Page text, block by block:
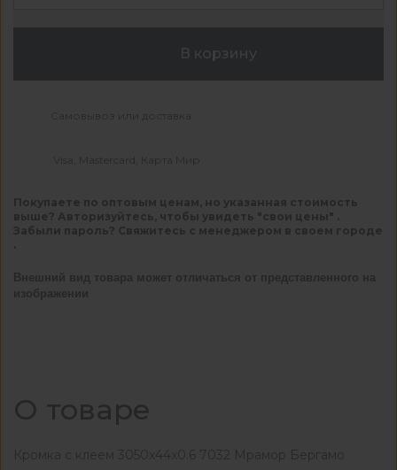
В корзину
Самовывоз или доставка
Visa, Mastercard, Карта Мир
Покупаете по оптовым ценам, но указанная стоимость
выше? Авторизуйтесь, чтобы увидеть "свои цены" .
Забыли пароль? Свяжитесь с менеджером в своем городе
Внешний вид товара может отличаться от представленного на
изображении
О товаре
Кромка с клеем 3050x44x0.6 7032 Мрамор Бергамо